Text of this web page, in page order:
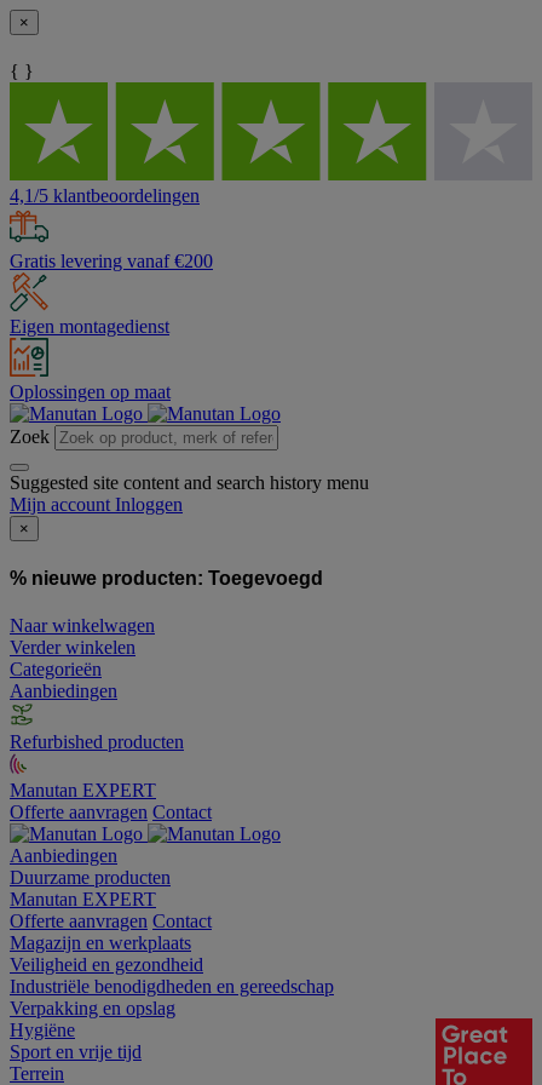
×
{ }
4,1/5 klantbeoordelingen
Gratis levering vanaf €200
Eigen montagedienst
Oplossingen op maat
Zoek
Suggested site content and search history menu
Mijn account Inloggen
×
% nieuwe producten: Toegevoegd
Naar winkelwagen
Verder winkelen
Categorieën
Aanbiedingen
Refurbished producten
Manutan EXPERT
Offerte aanvragen Contact
Aanbiedingen
Duurzame producten
Manutan EXPERT
Offerte aanvragen Contact
Magazijn en werkplaats
Veiligheid en gezondheid
Industriële benodigdheden en gereedschap
Verpakking en opslag
Hygiëne
Sport en vrije tijd
Terrein